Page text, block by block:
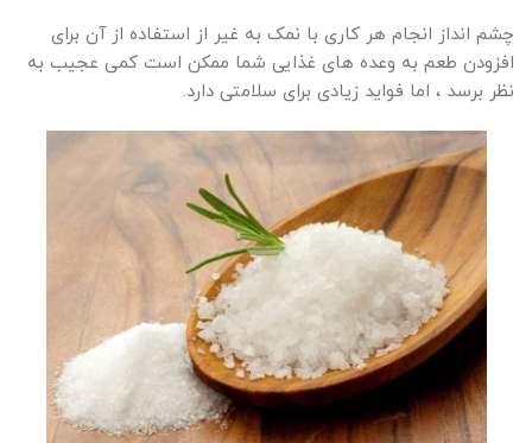
چشم انداز انجام هر کاری با نمک به غیر از استفاده از آن برای
افزودن طعم به وعده های غذایی شما ممکن است کمی عجیب به
نظر برسد ، اما فواید زیادی برای سلامتی دارد.